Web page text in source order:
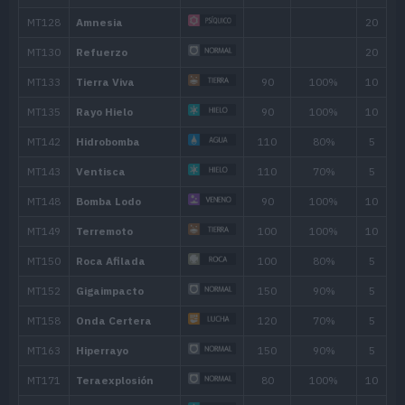
MT/MO Movimiento Tipo Poder
MT001 Derribo 90
Bofetón Lodo
MT007 Protección
MT013 Bomba Ácida 40
MT018 Ladrón 60